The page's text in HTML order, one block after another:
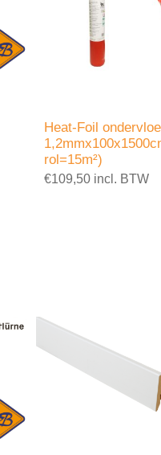
Heat-Foil
rol=15m²)
€109,50 incl. BTW